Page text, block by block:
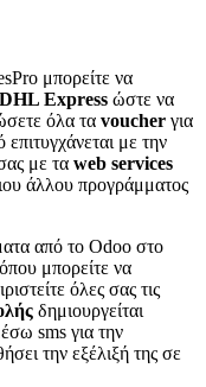
μπορείτε να
DHL Express ώστε να
όλα τα voucher για
με την
με τα web services
άλλου προγράμματος
από το Odoo στο
μπορείτε να
όλες σας τις
δημιουργείται
sms για την
την εξέλιξή της σε